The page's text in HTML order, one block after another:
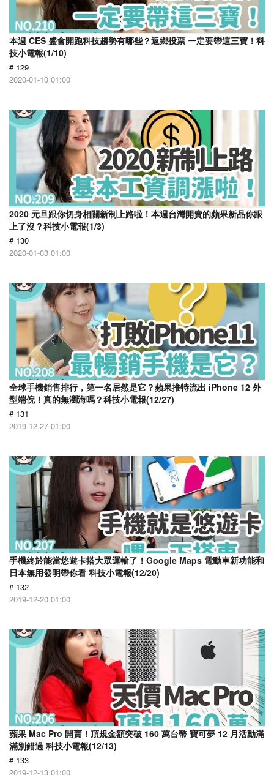
本週 CES 盛會開跑科技趨勢有哪些？返鄉投票 一定要帶這三寶！科
技小電報(1/10)
# 129
2020-01-10 01:00
2020 元旦跟你切身相關新制上路啦！本週台灣開賣的蘋果新品你跟
上了沒？科技小電報(1/3)
# 130
2020-01-03 01:00
全球手機銷售排行，第一名居然是它？蘋果推特流出 iPhone 12 外
型端倪！真的無瀏海嗎？科技小電報(12/27)
# 131
2019-12-27 01:00
手機終於能當悠遊卡搭大眾運輸了！Google Maps 電動車新功能和
日本無用發明帶你看 科技小電報(12/20)
# 132
2019-12-20 01:00
蘋果 Mac Pro 開賣！頂規金額突破 160 萬台幣 寶可夢 12 月活動滿
滿別錯過 科技小電報(12/13)
# 133
2019-12-13 01:00